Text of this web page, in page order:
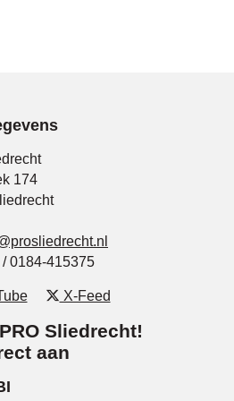
174
0184-415375
X-Feed
Sliedrecht!
aan